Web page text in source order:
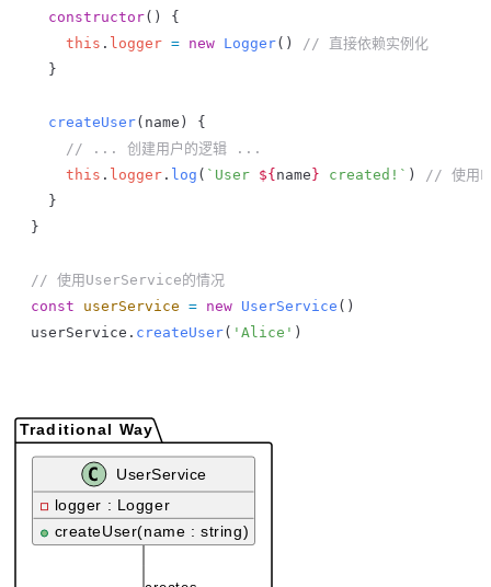
  constructor
() {
    this
. logger = new Logger()
// 直接依赖实例化
  }
  createUser
( name ) {
    // ... 创建用户的逻辑 ...
    this
. logger . log ( `User ${ name } created!` )
// 使用
  }
}
// 使用UserService的情况
const userService = new UserService ()
userService . createUser( 'Alice' )